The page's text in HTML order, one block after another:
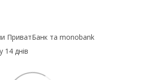
ПриватБанк та monobank
14 днів